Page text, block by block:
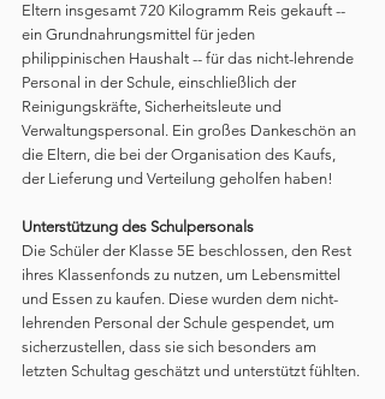
Eltern insgesamt 720 Kilogramm Reis gekauft --
ein Grundnahrungsmittel für jeden
philippinischen Haushalt -- für das nicht-lehrende
Personal in der Schule, einschließlich der
Reinigungskräfte, Sicherheitsleute und
Verwaltungspersonal. Ein großes Dankeschön an
die Eltern, die bei der Organisation des Kaufs,
der Lieferung und Verteilung geholfen haben!
Unterstützung des Schulpersonals
Die Schüler der Klasse 5E beschlossen, den Rest
ihres Klassenfonds zu nutzen, um Lebensmittel
und Essen zu kaufen. Diese wurden dem nicht-
lehrenden Personal der Schule gespendet, um
sicherzustellen, dass sie sich besonders am
letzten Schultag geschätzt und unterstützt fühlten.